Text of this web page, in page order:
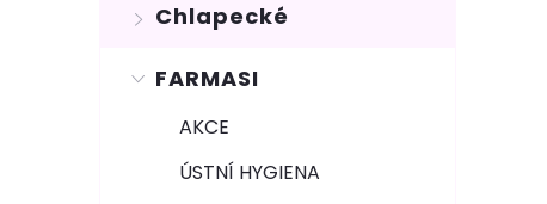
Chlapecké
FARMASI
AKCE
ÚSTNÍ HYGIENA